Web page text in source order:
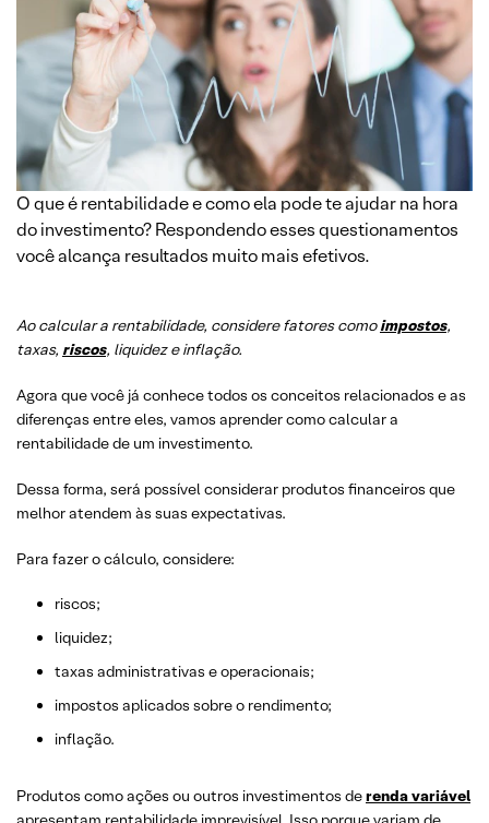
O que é rentabilidade e como ela pode te ajudar na hora
do investimento? Respondendo esses questionamentos
você alcança resultados muito mais efetivos.
Ao calcular a rentabilidade, considere fatores comoimpostos,
taxas, riscos, liquidez e inflação.
Agora que você já conhece todos os conceitos relacionados e as
diferenças entre eles, vamos aprender como calcular a
rentabilidade de um investimento.
Dessa forma, será possível considerar produtos financeiros que
melhor atendem às suas expectativas.
Para fazer o cálculo, considere:
riscos;
liquidez;
taxas administrativas e operacionais;
impostos aplicados sobre o rendimento;
inflação.
Produtos como ações ou outros investimentos derenda variável